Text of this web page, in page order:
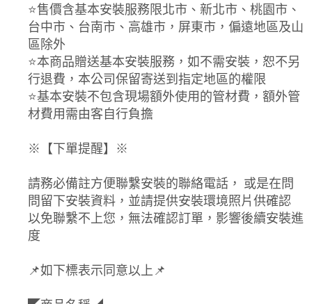
⭐️售價含基本安裝服務限北市、新北市、桃園市、
台中市、台南市、高雄市，屏東市，偏遠地區及山
區除外
⭐️本商品贈送基本安裝服務，如不需安裝，恕不另
行退費，本公司保留寄送到指定地區的權限
⭐️基本安裝不包含現場額外使用的管材費，額外管
材費用需由客自行負擔
※【下單提醒】※
請務必備註方便聯繫安裝的聯絡電話， 或是在問
問留下安裝資料，並請提供安裝環境照片供確認
以免聯繫不上您，無法確認訂單，影響後續安裝進
度
📌如下標表示同意以上📌